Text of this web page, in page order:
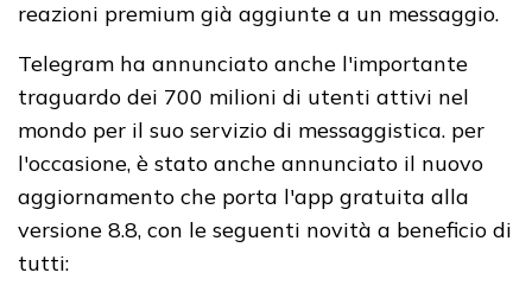
reazioni premium già aggiunte a un messaggio.
Telegram ha annunciato anche l'importante
traguardo dei 700 milioni di utenti attivi nel
mondo per il suo servizio di messaggistica. per
l'occasione, è stato anche annunciato il nuovo
aggiornamento che porta l'app gratuita alla
versione 8.8, con le seguenti novità a beneficio di
tutti: